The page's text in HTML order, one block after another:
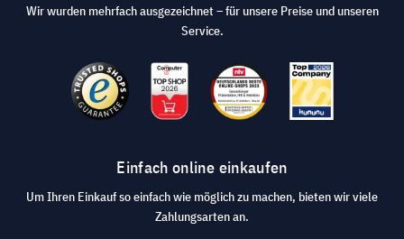
Wir wurden mehrfach ausgezeichnet – für unsere Preise und unseren
Service.
Einfach online einkaufen
Um Ihren Einkauf so einfach wie möglich zu machen, bieten wir viele
Zahlungsarten an.